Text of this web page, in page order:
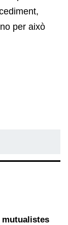
per això
mutualistes